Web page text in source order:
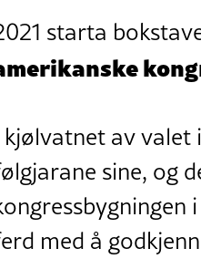
starta
kjølvatnet av valet
sine, og
med å